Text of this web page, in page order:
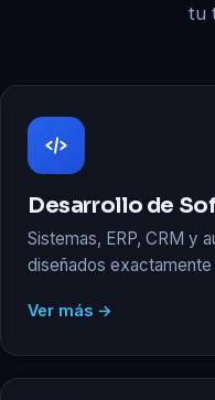
tu
Desarrollo de
Sistemas, ERP, CRM y
diseñados
Ver más →